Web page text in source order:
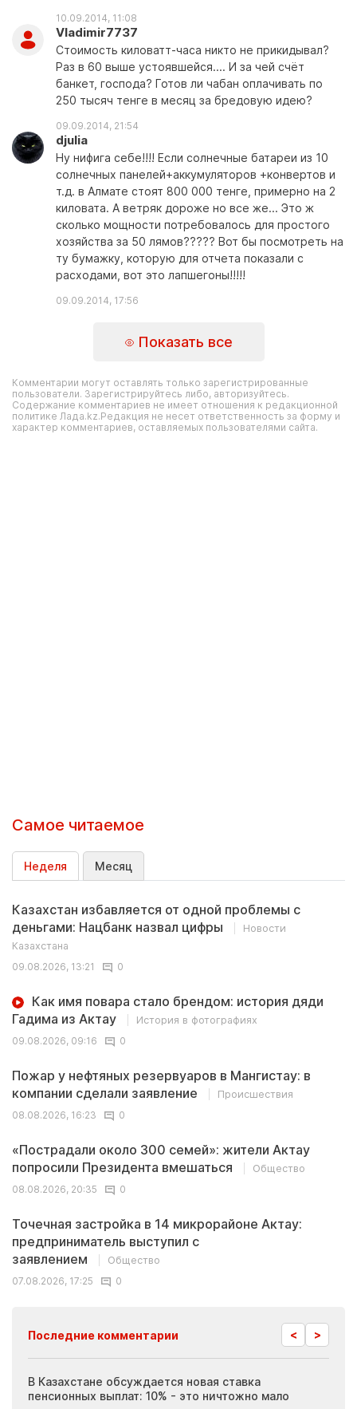
10.09.2014, 11:08
Vladimir7737
Стоимость киловатт-часа никто не прикидывал?
Раз в 60 выше устоявшейся.... И за чей счёт
банкет, господа? Готов ли чабан оплачивать по
250 тысяч тенге в месяц за бредовую идею?
09.09.2014, 21:54
djulia
Ну нифига себе!!!! Если солнечные батареи из 10
солнечных панелей+аккумуляторов +конвертов и
т.д. в Алмате стоят 800 000 тенге, примерно на 2
киловата. А ветряк дороже но все же... Это ж
сколько мощности потребовалось для простого
хозяйства за 50 лямов????? Вот бы посмотреть на
ту бумажку, которую для отчета показали с
расходами, вот это лапшегоны!!!!!
09.09.2014, 17:56
Показать все
Комментарии могут оставлять только зарегистрированные
пользователи. Зарегистрируйтесь либо, авторизуйтесь.
Содержание комментариев не имеет отношения к редакционной
политике Лада.kz.Редакция не несет ответственность за форму и
характер комментариев, оставляемых пользователями сайта.
Самое читаемое
Неделя Месяц
Казахстан избавляется от одной проблемы с
деньгами: Нацбанк назвал цифры
Новости
Казахстана
09.08.2026, 13:21
0
Как имя повара стало брендом: история дяди
Гадима из Актау
История в фотографиях
09.08.2026, 09:16
0
Пожар у нефтяных резервуаров в Мангистау: в
компании сделали заявление
Происшествия
08.08.2026, 16:23
0
«Пострадали около 300 семей»: жители Актау
попросили Президента вмешаться
Общество
08.08.2026, 20:35
0
Точечная застройка в 14 микрорайоне Актау:
предприниматель выступил с
заявлением
Общество
07.08.2026, 17:25
0
Последние комментарии < >
В Казахстане обсуждается новая ставка
пенсионных выплат: 10% - это ничтожно мало